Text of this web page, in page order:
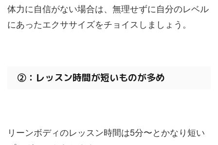
体力に自信がない場合は、無理せずに自分のレベル
にあったエクササイズをチョイスしましょう。
②：レッスン時間が短いものが多め
リーンボディのレッスン時間は5分〜とかなり短い